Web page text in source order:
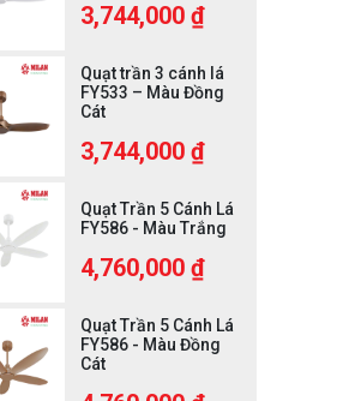
3,744,000 ₫
Quạt trần 3 cánh lá
FY533 – Màu Đồng
Cát
3,744,000 ₫
Quạt Trần 5 Cánh Lá
FY586 - Màu Trắng
4,760,000 ₫
Quạt Trần 5 Cánh Lá
FY586 - Màu Đồng
Cát